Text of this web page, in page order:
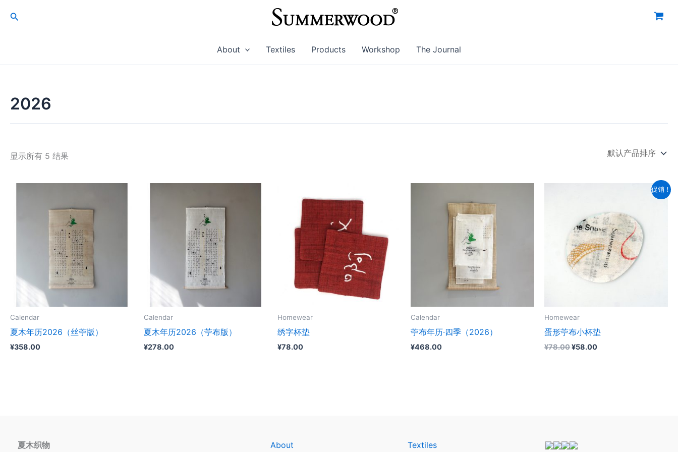
搜
About Textiles Products Workshop The Journal
2026
显示所有 5 结果
Calendar
夏木年历2026（丝苧版）
¥358.00
Calendar
夏木年历2026（苧布版）
¥278.00
Homewear
绣字杯垫
¥78.00
Calendar
苧布年历·四季（2026）
¥468.00
促销！
Homewear
蛋形苧布小杯垫
¥78.00原
¥58.00当
夏木织物 About Textiles